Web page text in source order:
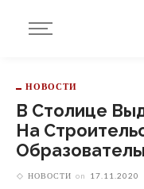
НОВОСТИ
В Столице
На
НОВОСТИ on 17.11.2020